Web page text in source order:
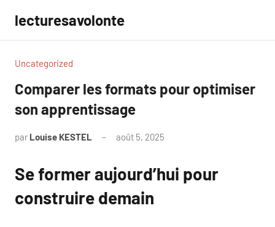
contenu
lecturesavolonte
Uncategorized
Comparer les formats pour optimiser
son apprentissage
par Louise KESTEL août 5, 2025
Se former aujourd’hui pour
construire demain